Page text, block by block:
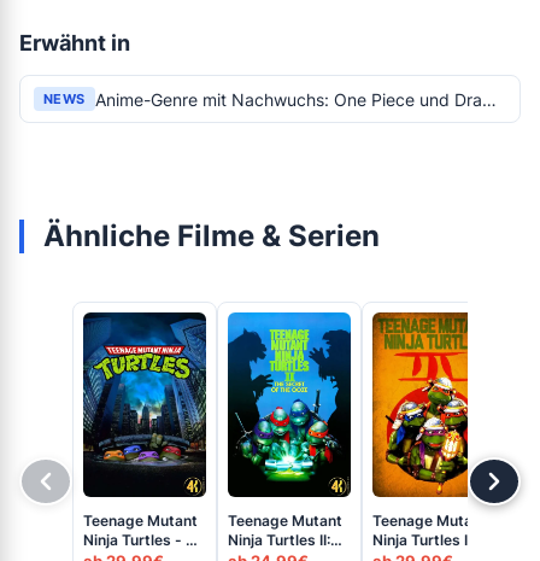
Erwähnt in
NEWS Anime-Genre mit Nachwuchs: One Piece und Dragon Ball im Ultra HD Blu-ray Format
Ähnliche Filme & Serien
Teenage Mutant
Ninja Turtles - 4K
Teenage Mutant
Ninja Turtles II:
Teenage Mutant
Ninja Turtles III -